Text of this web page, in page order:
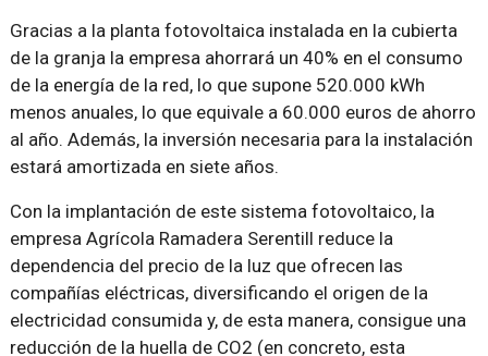
Gracias a la planta fotovoltaica instalada en la cubierta
de la granja la empresa ahorrará un 40% en el consumo
de la energía de la red, lo que supone 520.000 kWh
menos anuales, lo que equivale a 60.000 euros de ahorro
al año. Además, la inversión necesaria para la instalación
estará amortizada en siete años.
Con la implantación de este sistema fotovoltaico, la
empresa Agrícola Ramadera Serentill reduce la
dependencia del precio de la luz que ofrecen las
compañías eléctricas, diversificando el origen de la
electricidad consumida y, de esta manera, consigue una
reducción de la huella de CO2 (en concreto, esta